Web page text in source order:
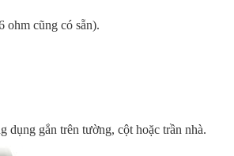
cũng có sẵn).
dụng gắn trên tường, cột hoặc trần nhà.